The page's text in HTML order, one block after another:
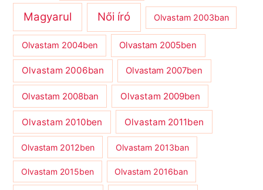
Magyarul Női író Olvastam 2003ban
Olvastam 2004ben Olvastam 2005ben
Olvastam 2006ban Olvastam 2007ben
Olvastam 2008ban Olvastam 2009ben
Olvastam 2010ben Olvastam 2011ben
Olvastam 2012ben Olvastam 2013ban
Olvastam 2015ben Olvastam 2016ban